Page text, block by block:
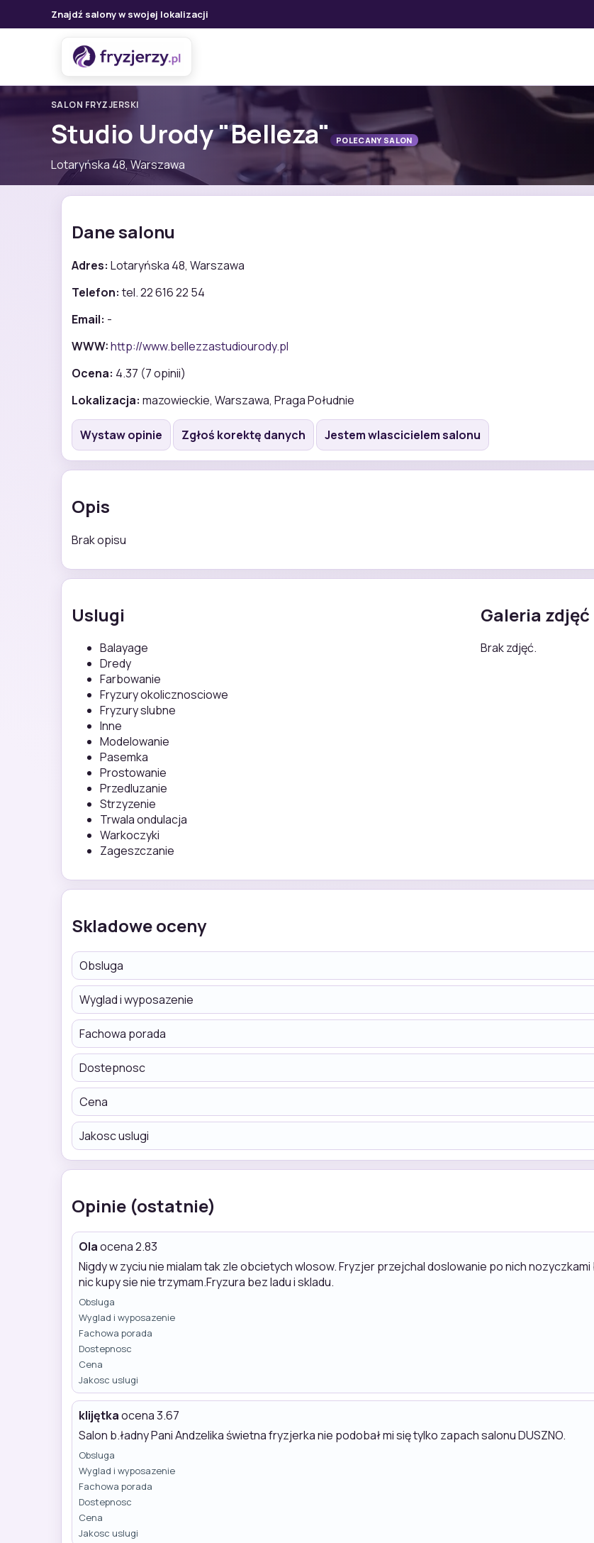
Znajdź salony w swojej lokalizacji
SALON FRYZJERSKI
Studio Urody "Belleza" POLECANY SALON
Lotaryńska 48, Warszawa
Dane salonu
Adres: Lotaryńska 48, Warszawa
Telefon: tel. 22 616 22 54
Email: -
WWW:http://www.bellezzastudiourody.pl
Ocena: 4.37 (7 opinii)
Lokalizacja: mazowieckie, Warszawa, Praga Południe
Wystaw opinie Zgłoś korektę danych Jestem wlascicielem salonu
Opis
Brak opisu
Uslugi
Balayage
Dredy
Farbowanie
Fryzury okolicznosciowe
Fryzury slubne
Inne
Modelowanie
Pasemka
Prostowanie
Przedluzanie
Strzyzenie
Trwala ondulacja
Warkoczyki
Zageszczanie
Galeria zdjęć
Brak zdjęć.
Skladowe oceny
Obsluga
Wyglad i wyposazenie
Fachowa porada
Dostepnosc
Cena
Jakosc uslugi
Opinie (ostatnie)
Olaocena 2.83
Nigdy w zyciu nie mialam tak zle obcietych wlosow. Fryzjer przejchal doslowanie po nich
nic kupy sie nie trzymam.Fryzura bez ladu i skladu.
Obsluga
Wyglad i wyposazenie
Fachowa porada
Dostepnosc
Cena
Jakosc uslugi
klijętkaocena 3.67
Salon b.ładny Pani Andzelika świetna fryzjerka nie podobał mi się tylko zapach salonu DUSZNO.
Obsluga
Wyglad i wyposazenie
Fachowa porada
Dostepnosc
Cena
Jakosc uslugi